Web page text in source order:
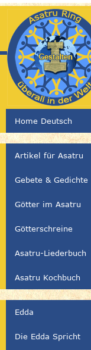
Home Deutsch
Artikel für Asatru
Gebete & Gedichte
Götter im Asatru
Götterschreine
Asatru-Liederbuch
Asatru Kochbuch
Edda
Die Edda Spricht